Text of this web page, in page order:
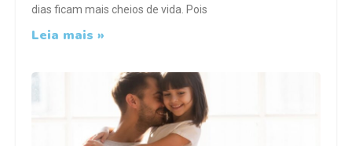
dias ficam mais cheios de vida. Pois
Leia mais »